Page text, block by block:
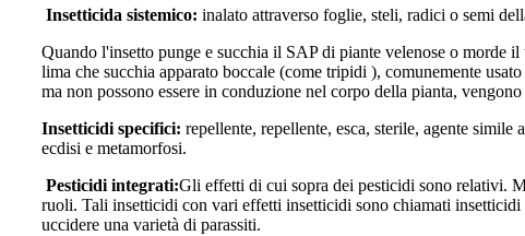
Insetticida sistemico: inalato attraverso foglie, steli, radici o semi
Quando l'insetto punge e succhia il SAP di piante velenose o morde
lima che succhia apparato boccale (come tripidi ), comunemente
ma non possono essere in conduzione nel corpo della pianta,
Insetticidi specifici: repellente, repellente, esca, sterile, agente
ecdisi e metamorfosi.
Pesticidi integrati:Gli effetti di cui sopra dei pesticidi sono relativi.
ruoli. Tali insetticidi con vari effetti insetticidi sono chiamati
uccidere una varietà di parassiti.